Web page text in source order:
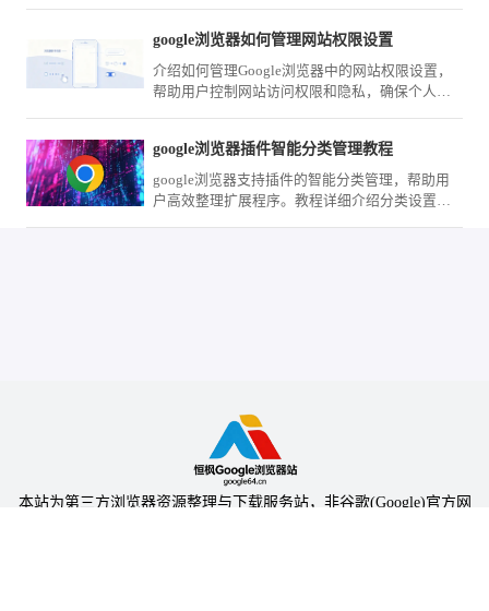
google浏览器如何管理网站权限设置
介绍如何管理Google浏览器中的网站权限设置，
帮助用户控制网站访问权限和隐私，确保个人信
google浏览器插件智能分类管理教程
google浏览器支持插件的智能分类管理，帮助用
户高效整理扩展程序。教程详细介绍分类设置方
本站为第三方浏览器资源整理与下载服务站，非谷歌(Google)官方网